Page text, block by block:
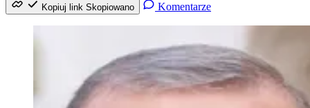
Kopiuj link Skopiowano Komentarze